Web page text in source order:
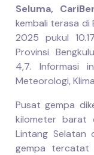
Seluma,
kembali terasa di
2025 pukul
Provinsi
4,7. Informasi
Meteorologi,
Pusat gempa
kilometer barat
Lintang Selatan
gempa tercatat